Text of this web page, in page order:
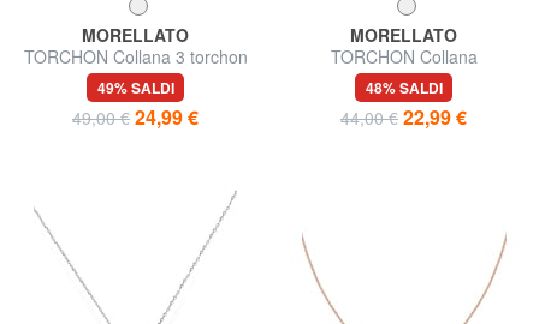
MORELLATO
TORCHON Collana 3 torchon
49% SALDI
49,00 € 24,99 €
MORELLATO
TORCHON Collana
48% SALDI
44,00 € 22,99 €